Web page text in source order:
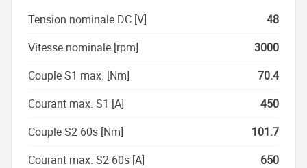
Tension nominale DC [V]
48
Vitesse nominale [rpm]
3000
Couple S1 max. [Nm]
70.4
Courant max. S1 [A]
450
Couple S2 60s [Nm]
101.7
Courant max. S2 60s [A]
650